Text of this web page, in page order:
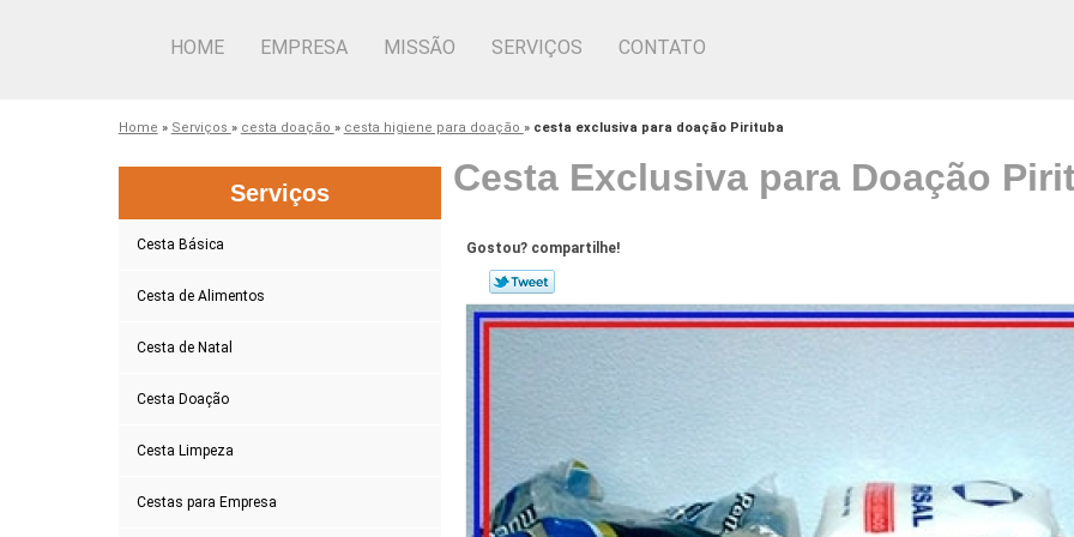
HOME EMPRESA MISSÃO SERVIÇOS CONTATO
Home » Serviços » cesta doação » cesta higiene para doação » cesta exclusiva para doação Pirituba
Serviços
Cesta Básica
Cesta de Alimentos
Cesta de Natal
Cesta Doação
Cesta Limpeza
Cestas para Empresa
Cesta Exclusiva para Doação
Gostou? compartilhe!